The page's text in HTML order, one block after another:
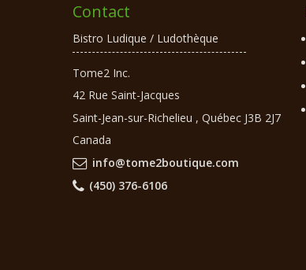
Contact
Bistro Ludique / Ludothèque
Tome2 Inc.
42 Rue Saint-Jacques
Saint-Jean-sur-Richelieu , Québec J3B 2J7
Canada
info@tome2boutique.com
(450) 376-6106